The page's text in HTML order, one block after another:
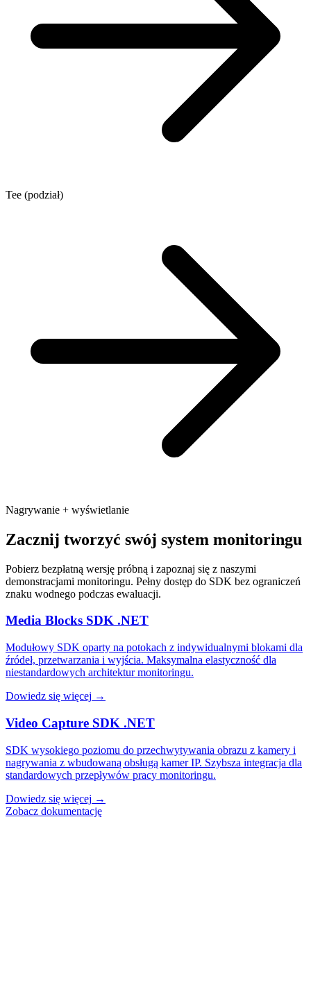
Tee (podział)
Nagrywanie + wyświetlanie
Zacznij tworzyć swój system monitoringu
Pobierz bezpłatną wersję próbną i zapoznaj się z naszymi
demonstracjami monitoringu. Pełny dostęp do SDK bez ograniczeń
znaku wodnego podczas ewaluacji.
Media Blocks SDK .NET
Modułowy SDK oparty na potokach z indywidualnymi blokami dla
źródeł, przetwarzania i wyjścia. Maksymalna elastyczność dla
niestandardowych architektur monitoringu.
Dowiedz się więcej →
Video Capture SDK .NET
SDK wysokiego poziomu do przechwytywania obrazu z kamery i
nagrywania z wbudowaną obsługą kamer IP. Szybsza integracja dla
standardowych przepływów pracy monitoringu.
Dowiedz się więcej →
Zobacz dokumentację